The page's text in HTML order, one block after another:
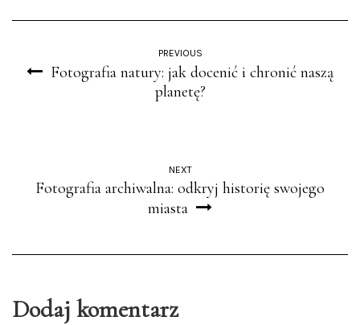
PREVIOUS
Fotografia natury: jak docenić i chronić naszą
planetę?
NEXT
Fotografia archiwalna: odkryj historię swojego
miasta
Dodaj komentarz